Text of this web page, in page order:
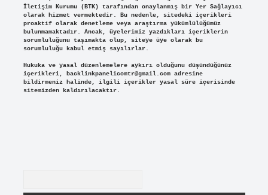
İletişim Kurumu (BTK) tarafından onaylanmış bir Yer Sağlayıcı
olarak hizmet vermektedir. Bu nedenle, sitedeki içerikleri
proaktif olarak denetleme veya araştırma yükümlülüğümüz
bulunmamaktadır. Ancak, üyelerimiz yazdıkları içeriklerin
sorumluluğunu taşımakta olup, siteye üye olarak bu
sorumluluğu kabul etmiş sayılırlar.
Hukuka ve yasal düzenlemelere aykırı olduğunu düşündüğünüz
içerikleri, backlinkpanelicomtr@gmail.comadresine
bildirmeniz halinde, ilgili içerikler yasal süre içerisinde
sitemizden kaldırılacaktır.